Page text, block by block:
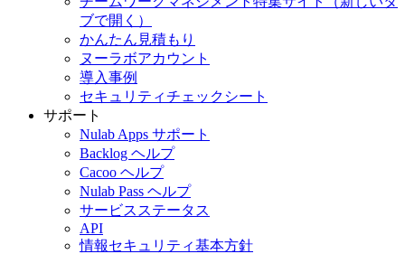
ブで開く）
かんたん見積もり
ヌーラボアカウント
導入事例
セキュリティチェックシート
サポート
Nulab Apps サポート
Backlog ヘルプ
Cacoo ヘルプ
Nulab Pass ヘルプ
サービスステータス
API
情報セキュリティ基本方針